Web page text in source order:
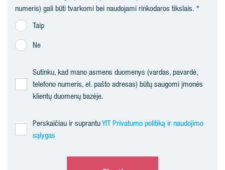
numeris) gali būti tvarkomi bei naudojami rinkodaros tikslais.
Taip
Ne
Sutinku, kad mano asmens duomenys (vardas, pavardė,
telefono numeris, el. pašto adresas) būtų saugomi įmonės
klientų duomenų bazėje.
Perskaičiau ir suprantuYIT Privatumo politiką ir naudojimo
sąlygas